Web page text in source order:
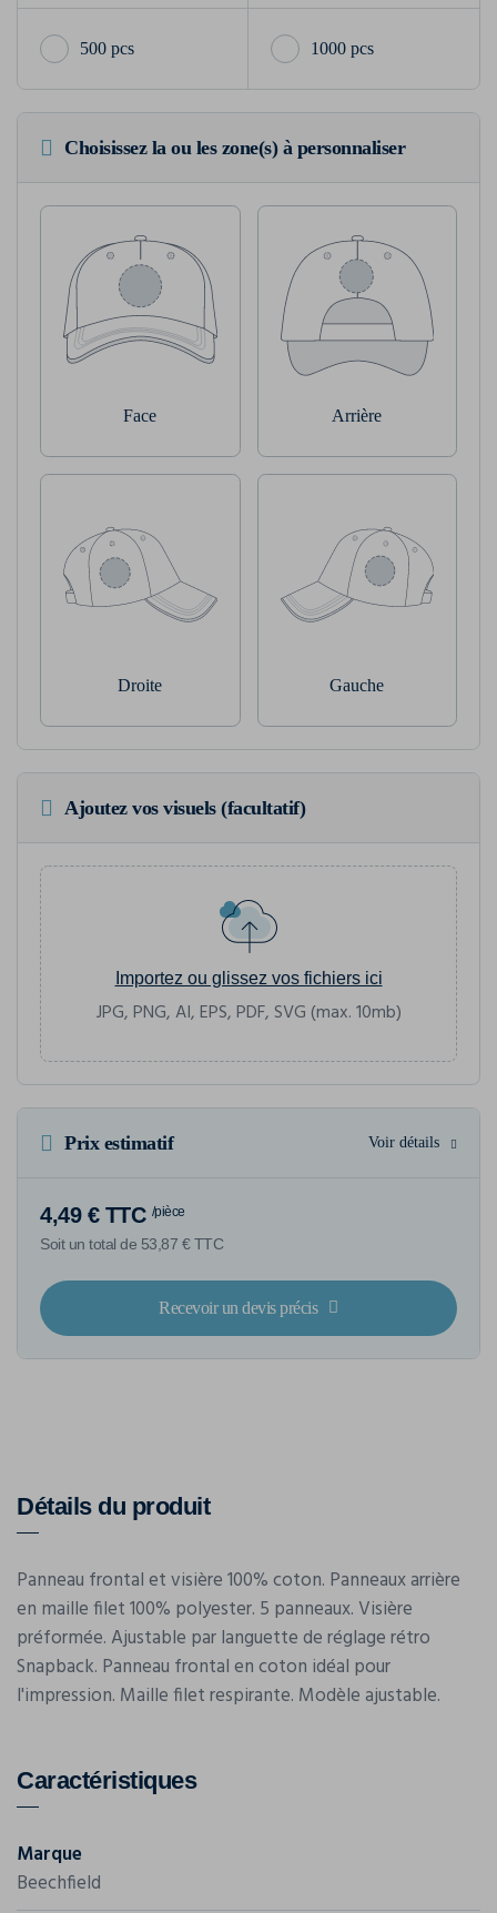
500 pcs 1000 pcs
Choisissez la ou les zone(s) à personnaliser
Face Arrière
Droite Gauche
Ajoutez vos visuels (facultatif)
Importez ou glissez vos fichiers ici
JPG, PNG, AI, EPS, PDF, SVG (max. 10mb)
Prix estimatif Voir détails
4,49 € TTC /pièce
Soit un total de 53,87 € TTC
Recevoir un devis précis
Détails du produit
Panneau frontal et visière 100% coton. Panneaux arrière
en maille filet 100% polyester. 5 panneaux. Visière
préformée. Ajustable par languette de réglage rétro
Snapback. Panneau frontal en coton idéal pour
l'impression. Maille filet respirante. Modèle ajustable.
Caractéristiques
Marque
Beechfield